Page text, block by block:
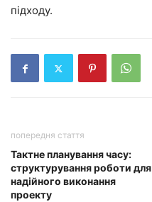
підходу.
попередня стаття
Тактне планування часу:
структурування роботи для
надійного виконання
проекту